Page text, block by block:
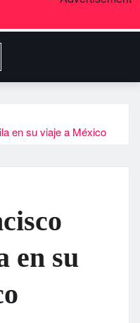
en su viaje a México
en su